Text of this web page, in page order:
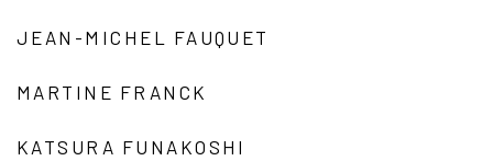
JEAN-MICHEL FAUQUET
MARTINE FRANCK
KATSURA FUNAKOSHI